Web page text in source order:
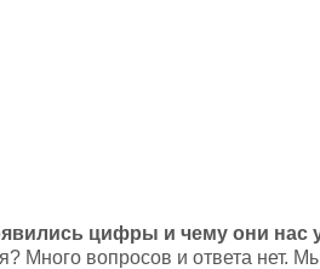
цифры и чему они нас
Много вопросов и ответа нет.